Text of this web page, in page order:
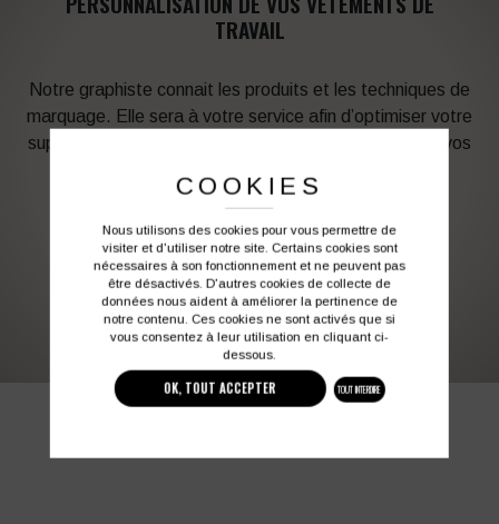
TRAVAIL
Notre graphiste connait les produits et les techniques de
marquage. Elle sera à votre service afin d’optimiser votre
support en fonction des contraintes techniques et de vos
Vous souhaitez avoir plus d’informations ?
03 27 28 87 86 contact@colbleu.fr
COOKIES
Nous utilisons des cookies pour vous permettre de
visiter et d'utiliser notre site. Certains cookies sont
nécessaires à son fonctionnement et ne peuvent pas
être désactivés. D'autres cookies de collecte de
données nous aident à améliorer la pertinence de
notre contenu. Ces cookies ne sont activés que si
vous consentez à leur utilisation en cliquant ci-
dessous.
OK, TOUT ACCEPTER TOUT INTERDIRE